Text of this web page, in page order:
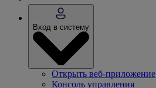
Вход в систему
Открыть веб-приложение
Консоль управления